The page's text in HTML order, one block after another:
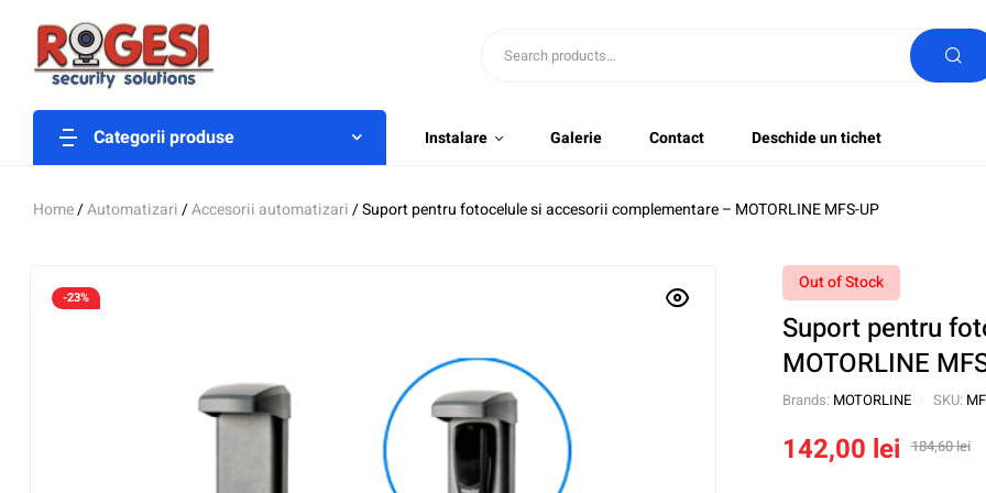
Categorii produse Instalare Galerie Contact Deschide un tichet
Home/Automatizari/Accesorii automatizari/ Suport pentru fotocelule si accesorii complementare – MOTORLINE MFS-UP
-23%
Out of Stock
Suport pentru
MOTORLINE
Brands: MOTORLINE SKU:
184,60lei
142,00 lei